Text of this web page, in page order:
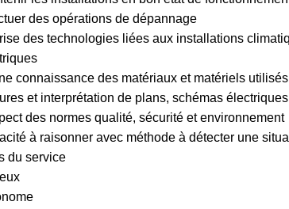
des opérations de dépannage
des technologies liées aux installations
connaissance des matériaux et matériels utilisés
et interprétation de plans, schémas
des normes qualité, sécurité et environnement
à raisonner avec méthode à détecter une
du service